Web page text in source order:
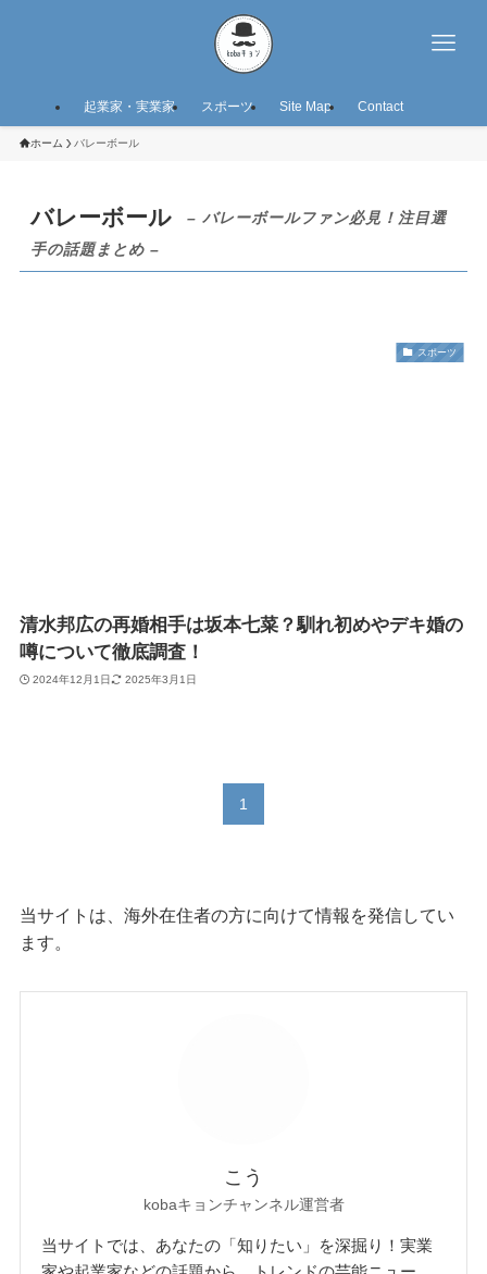
起業家・実業家 スポーツ Site Map Contact
ホーム バレーボール
バレーボール
– バレーボールファン必見！注目選
手の話題まとめ –
スポーツ
清水邦広の再婚相手は坂本七菜？馴れ初めやデキ婚の
噂について徹底調査！
2024年12月1日 2025年3月1日
1
当サイトは、海外在住者の方に向けて情報を発信してい
ます。
こう
kobaキョンチャンネル運営者
当サイトでは、あなたの「知りたい」を深掘り！実業